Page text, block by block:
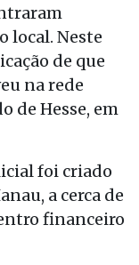
local. Neste
de que
na rede
de Hesse, em
foi criado
a cerca de
financeiro